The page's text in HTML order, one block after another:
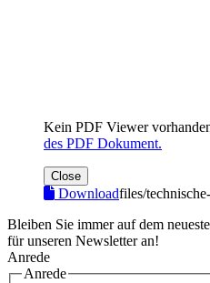
Kein PDF Viewer
des PDF Dokument.
Close
Downloadfiles/
Bleiben Sie immer auf dem
für unseren Newsletter an!
Anrede
Anrede